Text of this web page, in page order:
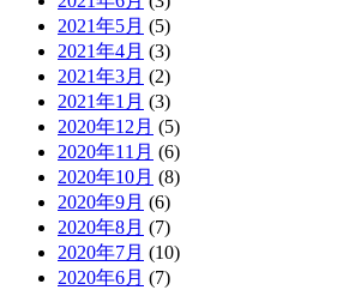
2021年5月 (5)
2021年4月 (3)
2021年3月 (2)
2021年1月 (3)
2020年12月 (5)
2020年11月 (6)
2020年10月 (8)
2020年9月 (6)
2020年8月 (7)
2020年7月 (10)
2020年6月 (7)